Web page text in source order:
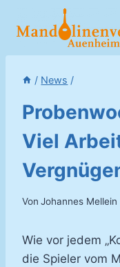
Inhalt
/ News /
Viel
Von Johannes Mellein
Wie vor jedem
die Spieler vom